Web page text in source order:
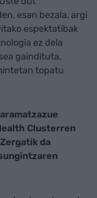
esan bezala, argi
espektatibak
ez dela
gaindituta,
topatu
Clusterren
da